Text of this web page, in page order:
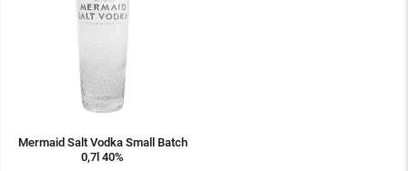
Mermaid Salt Vodka Small Batch
0,7l 40%